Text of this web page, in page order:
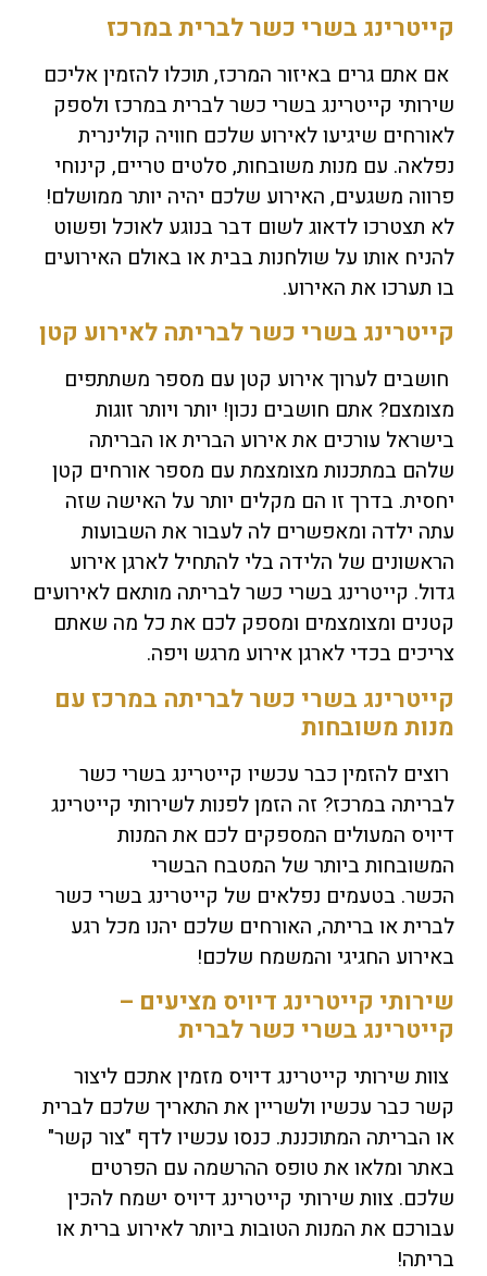
קייטרינג בשרי כשר לברית במרכז
אם אתם גרים באיזור המרכז, תוכלו להזמין אליכם
שירותי קייטרינג בשרי כשר לברית במרכז ולספק
לאורחים שיגיעו לאירוע שלכם חוויה קולינרית
נפלאה. עם מנות משובחות, סלטים טריים, קינוחי
פרווה משגעים, האירוע שלכם יהיה יותר ממושלם!
לא תצטרכו לדאוג לשום דבר בנוגע לאוכל ופשוט
להניח אותו על שולחנות בבית או באולם האירועים
בו תערכו את האירוע.
קייטרינג בשרי כשר לבריתה לאירוע קטן
חושבים לערוך אירוע קטן עם מספר משתתפים
מצומצם? אתם חושבים נכון! יותר ויותר זוגות
בישראל עורכים את אירוע הברית או הבריתה
שלהם במתכנות מצומצמת עם מספר אורחים קטן
יחסית. בדרך זו הם מקלים יותר על האישה שזה
עתה ילדה ומאפשרים לה לעבור את השבועות
הראשונים של הלידה בלי להתחיל לארגן אירוע
גדול. קייטרינג בשרי כשר לבריתה מותאם לאירועים
קטנים ומצומצמים ומספק לכם את כל מה שאתם
צריכים בכדי לארגן אירוע מרגש ויפה.
קייטרינג בשרי כשר לבריתה במרכז עם
מנות משובחות
רוצים להזמין כבר עכשיו קייטרינג בשרי כשר
לבריתה במרכז? זה הזמן לפנות לשירותי קייטרינג
דיויס המעולים המספקים לכם את המנות
המשובחות ביותר של המטבח הבשרי
הכשר. בטעמים נפלאים של קייטרינג בשרי כשר
לברית או בריתה, האורחים שלכם יהנו מכל רגע
באירוע החגיגי והמשמח שלכם!
שירותי קייטרינג דיויס מציעים –
קייטרינג בשרי כשר לברית
צוות שירותי קייטרינג דיויס מזמין אתכם ליצור
קשר כבר עכשיו ולשריין את התאריך שלכם לברית
או הבריתה המתוכננת. כנסו עכשיו לדף "צור קשר"
באתר ומלאו את טופס ההרשמה עם הפרטים
שלכם. צוות שירותי קייטרינג דיויס ישמח להכין
עבורכם את המנות הטובות ביותר לאירוע ברית או
בריתה!